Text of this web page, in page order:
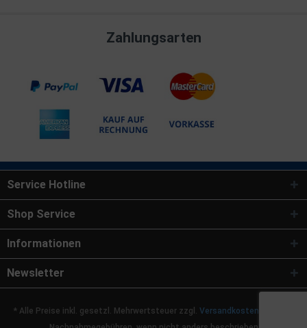
Zahlungsarten
Service Hotline
Shop Service
Informationen
Newsletter
* Alle Preise inkl. gesetzl. Mehrwertsteuer zzgl. Versandkosten